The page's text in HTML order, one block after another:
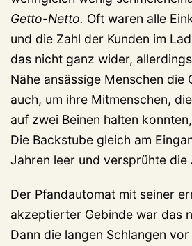
Getto-Netto. Oft waren alle
und die Zahl der Kunden im
das nicht ganz wider,
Nähe ansässige Menschen die
auch, um ihre Mitmenschen,
auf zwei Beinen halten
Die Backstube gleich am
Jahren leer und versprühte die
Der Pfandautomat mit seiner
akzeptierter Gebinde war das
Dann die langen Schlangen